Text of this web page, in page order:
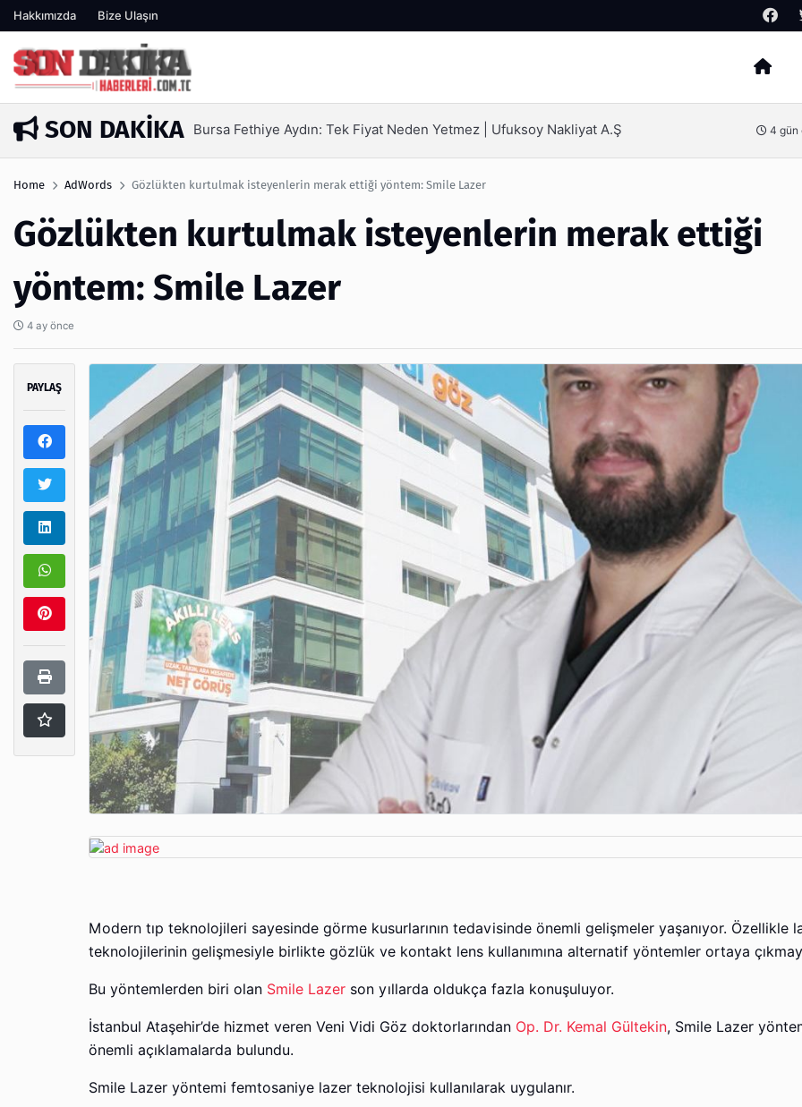
Hakkımızda Bize Ulaşın
Arama
SON DAKIKA
Fethiye Aydın: Tek Fiyat Neden Yetmez | Ufuksoy Nakliyat A.Ş 4 gün önceSEO Hizmeti Alırken
Home AdWords Gözlükten kurtulmak isteyenlerin merak ettiği yöntem: Smile Lazer
Gözlükten kurtulmak isteyenlerin merak ettiği
yöntem: Smile Lazer
4 ay önce
PAYLAŞ
Modern tıp teknolojileri sayesinde görme kusurlarının tedavisinde önemli gelişmeler yaşanıyor. Özellikle
teknolojilerinin gelişmesiyle birlikte gözlük ve kontakt lens kullanımına alternatif yöntemler ortaya
Bu yöntemlerden biri olan Smile Lazer son yıllarda oldukça fazla konuşuluyor.
İstanbul Ataşehir’de hizmet veren Veni Vidi Göz doktorlarından Op. Dr. Kemal Gültekin, Smile Lazer
önemli açıklamalarda bulundu.
Smile Lazer yöntemi femtosaniye lazer teknolojisi kullanılarak uygulanır.